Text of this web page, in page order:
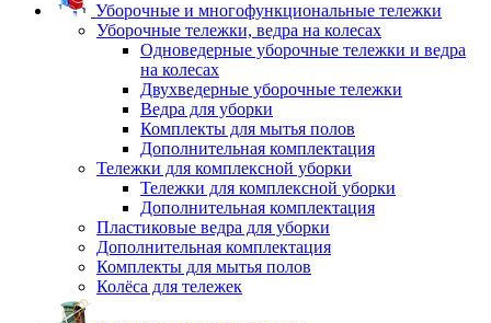
Уборочные и многофункциональные тележки
Уборочные тележки, ведра на колесах
Одноведерные уборочные тележки и ведра
на колесах
Двухведерные уборочные тележки
Ведра для уборки
Комплекты для мытья полов
Дополнительная комплектация
Тележки для комплексной уборки
Тележки для комплексной уборки
Дополнительная комплектация
Пластиковые ведра для уборки
Дополнительная комплектация
Комплекты для мытья полов
Колёса для тележек